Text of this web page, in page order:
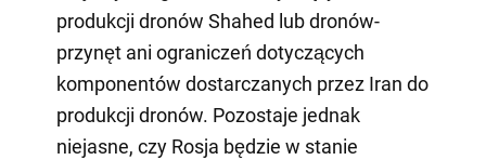
produkcji dronów Shahed lub dronów-
przynęt ani ograniczeń dotyczących
komponentów dostarczanych przez Iran do
produkcji dronów. Pozostaje jednak
niejasne, czy Rosja będzie w stanie